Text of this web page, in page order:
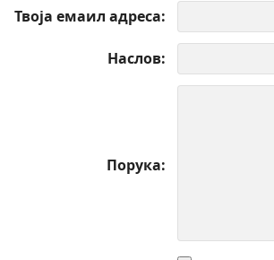
Твоја емаил адреса
Наслов
Порука